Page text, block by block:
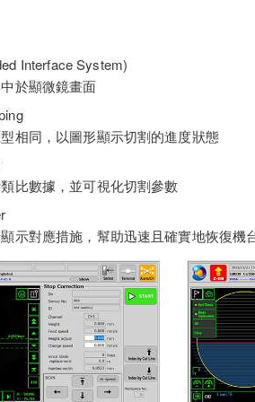
Interface System)
於顯微鏡畫面
相同，以圖形顯示切割的進度狀態
比數據，並可視化切割參數
示對應措施，幫助迅速且確實地恢復機